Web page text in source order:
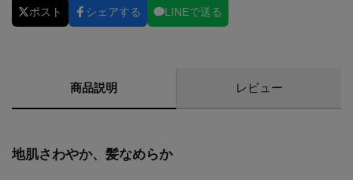
ポスト シェアする LINEで送る
商品説明 レビュー
地肌さわやか、髪なめらか